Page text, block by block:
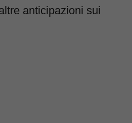
anticipazioni sui